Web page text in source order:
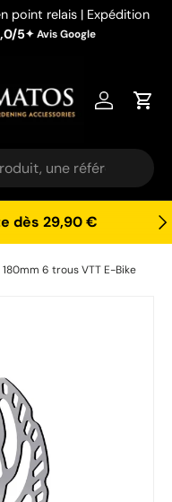
point relais | Expédition
5✦ Avis Google
Se
dès 29,90 €
6 trous VTT E-Bike